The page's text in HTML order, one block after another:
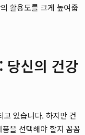
활용도를 크게 높여줍
당신의 건강
있습니다. 하지만 건
을 선택해야 할지 꼼꼼